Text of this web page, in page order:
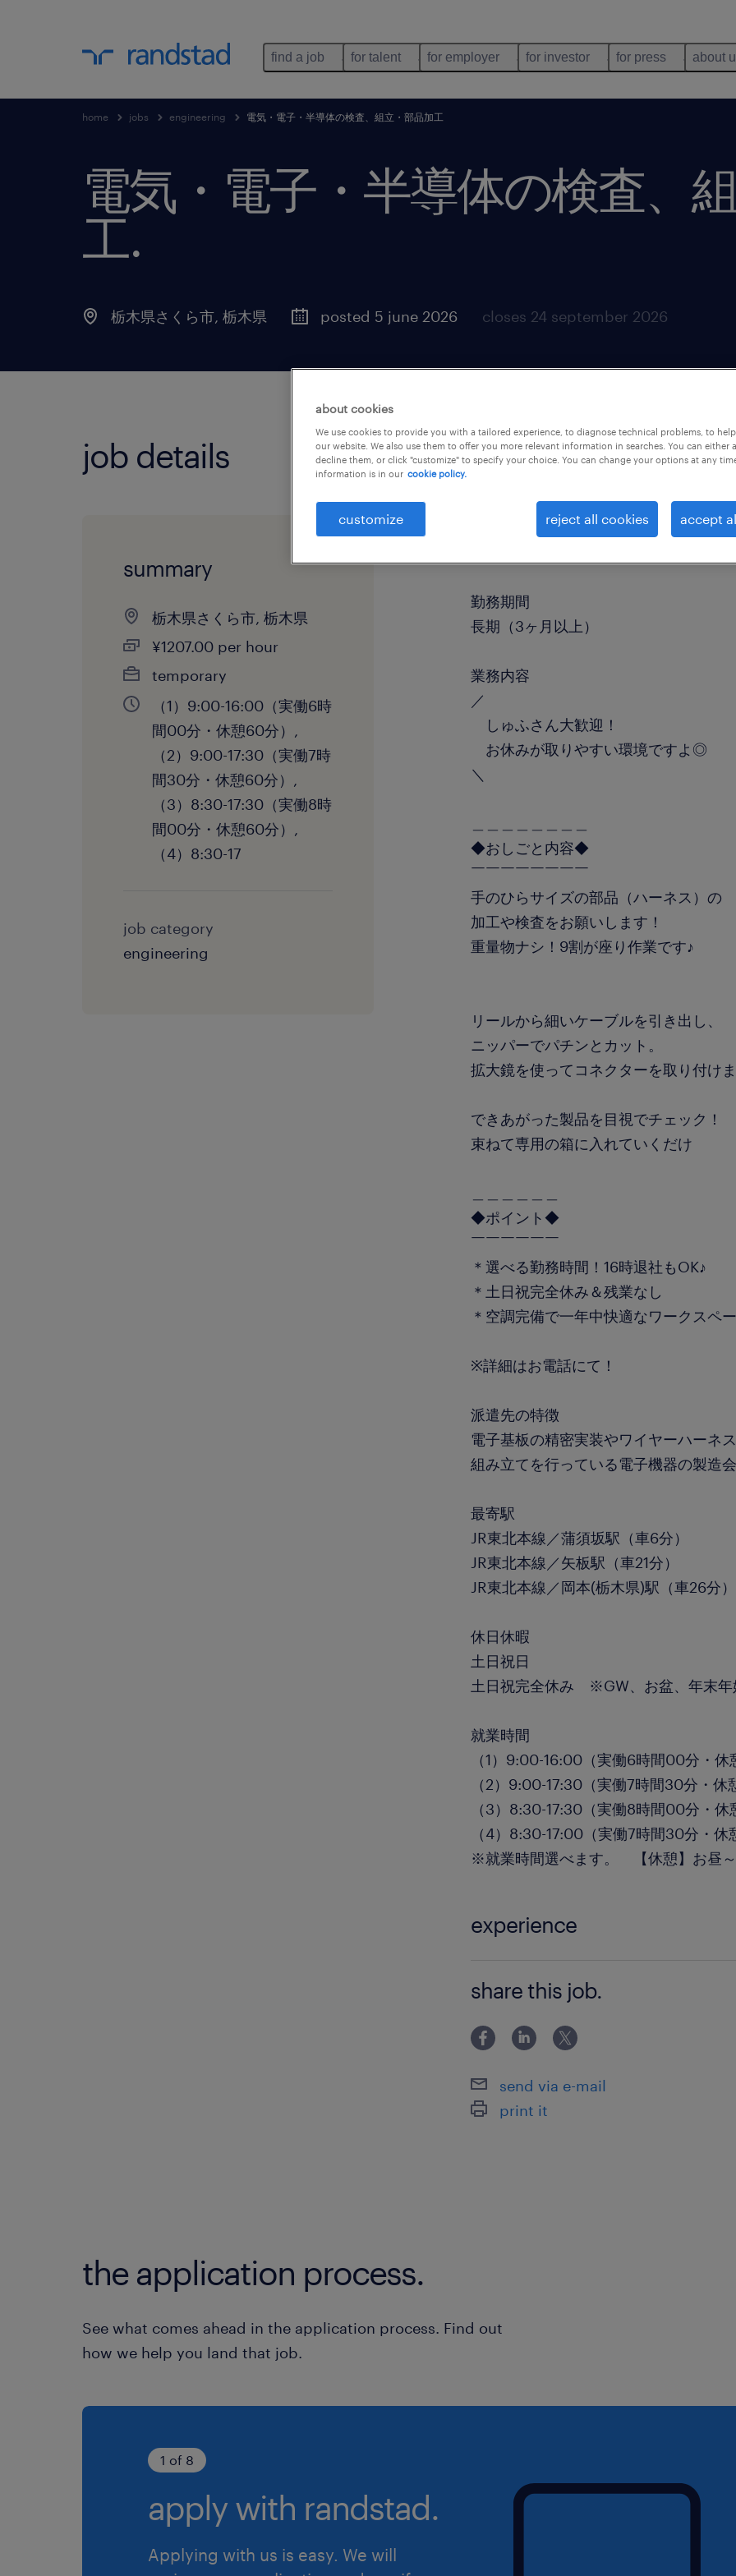
find a job for talent for employer for investor for press about
home jobs engineering 電気・電子・半導体の検査、組立・部品加工
電気・電子・半導体の検査、
工.
栃木県さくら市, 栃木県 posted 5 june 2026 closes 24 september 2026
job details
summary
栃木県さくら市, 栃木県
¥1207.00 per hour
temporary
（1）9:00-16:00（実働6時
間00分・休憩60分）,
（2）9:00-17:30（実働7時
間30分・休憩60分）,
（3）8:30-17:30（実働8時
間00分・休憩60分）,
（4）8:30-17
job category
engineering
勤務期間
長期（3ヶ月以上）
業務内容
／
しゅふさん大歓迎！
お休みが取りやすい環境ですよ◎
＼
◆おしごと内容◆
￣￣￣￣￣￣￣￣
手のひらサイズの部品（ハーネス）の
加工や検査をお願いします！
重量物ナシ！9割が座り作業です♪
リールから細いケーブルを引き出し、
ニッパーでパチンとカット。
拡大鏡を使ってコネクターを取り付け
できあがった製品を目視でチェック！
束ねて専用の箱に入れていくだけ
◆ポイント◆
￣￣￣￣￣￣
＊選べる勤務時間！16時退社もOK♪
＊土日祝完全休み＆残業なし
＊空調完備で一年中快適なワークスペ
※詳細はお電話にて！
派遣先の特徴
電子基板の精密実装やワイヤーハーネ
組み立てを行っている電子機器の製造
最寄駅
JR東北本線／蒲須坂駅（車6分）
JR東北本線／矢板駅（車21分）
JR東北本線／岡本(栃木県)駅（車26分）
休日休暇
土日祝日
土日祝完全休み ※GW、お盆、年末年
就業時間
（1）9:00-16:00（実働6時間00分・
（2）9:00-17:30（実働7時間30分・休
（3）8:30-17:30（実働8時間00分・
（4）8:30-17:00（実働7時間30分・休
※就業時間選べます。 【休憩】お昼
experience
ご相談くださいね！
share this job.
send via e-mail
print it
the application process.
See what comes ahead in the application process. Find out
how we help you land that job.
1 of 8
apply with randstad.
Applying with us is easy. We will
about cookies
We use cookies to provide you with a tailored experience, to diagnose technical problems, to
our website. We also use them to offer you more relevant information in searches. You can either
decline them, or click "customize" to specify your choice. You can change your options at any
information is in our cookie policy.
customize reject all cookies accept